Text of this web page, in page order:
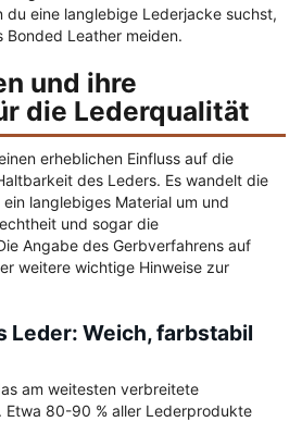
du eine langlebige Lederjacke suchst,
Bonded Leather meiden.
und ihre
die Lederqualität
erheblichen Einfluss auf die
des Leders. Es wandelt die
langlebiges Material um und
und sogar die
Angabe des Gerbverfahrens auf
weitere wichtige Hinweise zur
Leder: Weich, farbstabil
am weitesten verbreitete
Etwa 80-90 % aller Lederprodukte